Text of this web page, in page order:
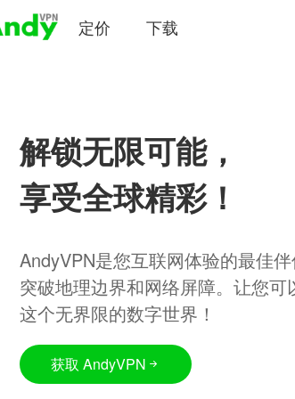
定价 下载
解锁无限可能，
享受全球精彩！
AndyVPN是您互联网体验的最佳
突破地理边界和网络屏障。让您可
这个无界限的数字世界！
获取 AndyVPN